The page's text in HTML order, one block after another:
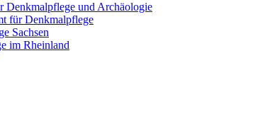
Denkmalpflege und Archäologie
für Denkmalpflege
Sachsen
im Rheinland